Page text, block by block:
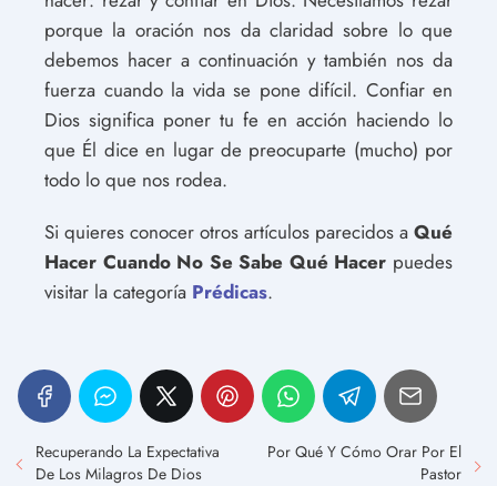
porque la oración nos da claridad sobre lo que
debemos hacer a continuación y también nos da
fuerza cuando la vida se pone difícil. Confiar en
Dios significa poner tu fe en acción haciendo lo
que Él dice en lugar de preocuparte (mucho) por
todo lo que nos rodea.
Si quieres conocer otros artículos parecidos a Qué
Hacer Cuando No Se Sabe Qué Hacer puedes
visitar la categoría Prédicas.
Recuperando La Expectativa
De Los Milagros De Dios
Por Qué Y Cómo Orar Por El
Pastor